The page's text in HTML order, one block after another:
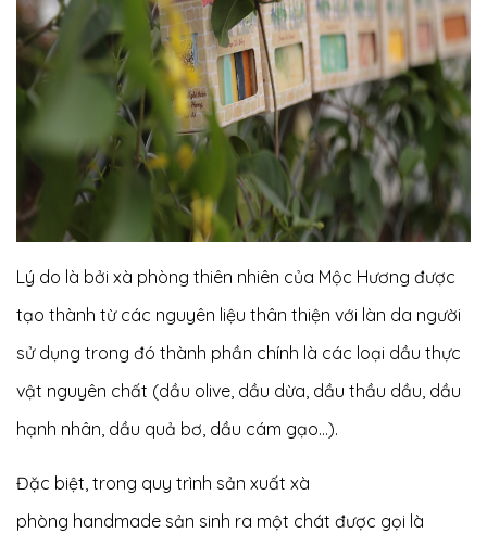
Lý do là bởi xà phòng thiên nhiên của Mộc Hương được
tạo thành từ các nguyên liệu thân thiện với làn da người
sử dụng trong đó thành phần chính là các loại dầu thực
vật nguyên chất (dầu olive, dầu dừa, dầu thầu dầu, dầu
hạnh nhân, dầu quả bơ, dầu cám gạo…).
Đặc biệt, trong quy trình sản xuất xà
phòng handmade sản sinh ra một chát được gọi là